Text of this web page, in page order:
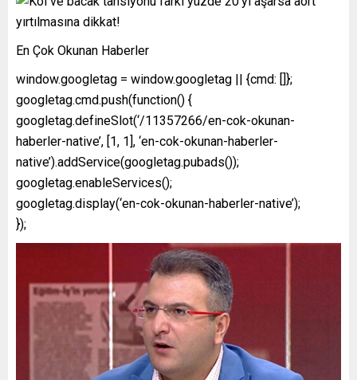
En Çok Okunan Haberler
window.googletag = window.googletag || {cmd: []};
googletag.cmd.push(function() {
googletag.defineSlot(‘/11357266/en-cok-okunan-
haberler-native’, [1, 1], ‘en-cok-okunan-haberler-
native’).addService(googletag.pubads());
googletag.enableServices();
googletag.display(‘en-cok-okunan-haberler-native’);
});